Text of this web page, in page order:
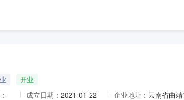
开业
- 成立日期： 2021-01-22 企业地址： 云南省曲